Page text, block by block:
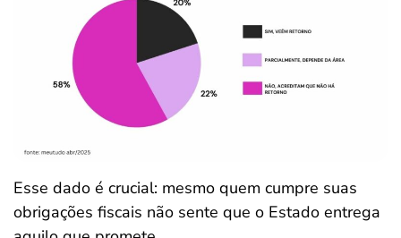
Esse dado é crucial: mesmo quem cumpre suas
obrigações fiscais não sente que o Estado entrega